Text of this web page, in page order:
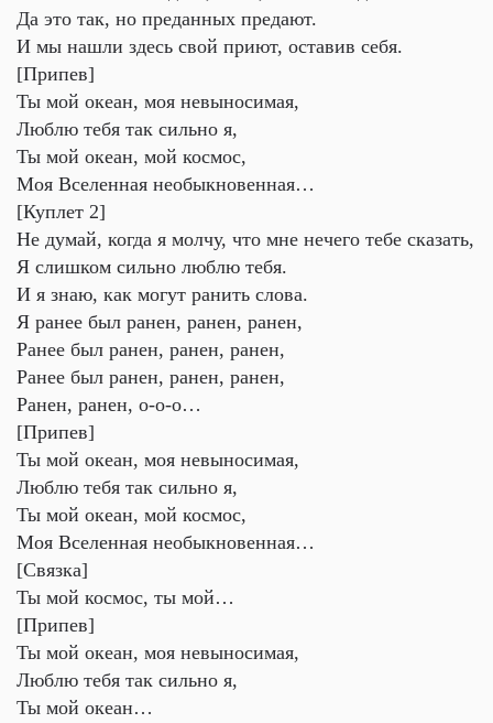
Да это так, но преданных предают.
И мы нашли здесь свой приют, оставив себя.
[Припев]
Ты мой океан, моя невыносимая,
Люблю тебя так сильно я,
Ты мой океан, мой космос,
Моя Вселенная необыкновенная…
[Куплет 2]
Не думай, когда я молчу, что мне нечего тебе сказать,
Я слишком сильно люблю тебя.
И я знаю, как могут ранить слова.
Я ранее был ранен, ранен, ранен,
Ранее был ранен, ранен, ранен,
Ранее был ранен, ранен, ранен,
Ранен, ранен, о-о-о…
[Припев]
Ты мой океан, моя невыносимая,
Люблю тебя так сильно я,
Ты мой океан, мой космос,
Моя Вселенная необыкновенная…
[Связка]
Ты мой космос, ты мой…
[Припев]
Ты мой океан, моя невыносимая,
Люблю тебя так сильно я,
Ты мой океан…